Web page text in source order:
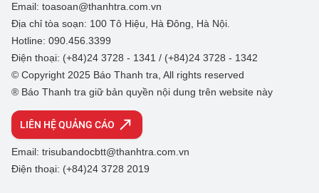
Email: toasoan@thanhtra.com.vn
Địa chỉ tòa soạn: 100 Tô Hiệu, Hà Đông, Hà Nội.
Hotline: 090.456.3399
Điện thoại: (+84)24 3728 - 1341 / (+84)24 3728 - 1342
© Copyright 2025 Báo Thanh tra, All rights reserved
® Báo Thanh tra giữ bản quyền nội dung trên website này
LIÊN HỆ QUẢNG CÁO
Email: trisubandocbtt@thanhtra.com.vn
Điện thoại: (+84)24 3728 2019